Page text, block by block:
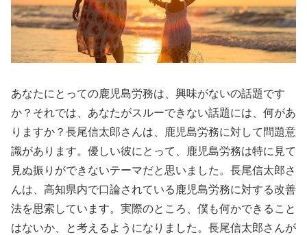
あなたにとっての鹿児島労務は、興味がないの話題です
か？それでは、あなたがスルーできない話題には、何があ
りますか？長尾信太郎さんは、鹿児島労務に対して問題意
識があります。優しい彼にとって、鹿児島労務は特に見て
見ぬ振りができないテーマだと思いました。長尾信太郎さ
んは、高知県内で口論されている鹿児島労務に対する改善
法を思索しています。実際のところ、僕も何かできること
はないか、と考えるようになりました。長尾信太郎さんが